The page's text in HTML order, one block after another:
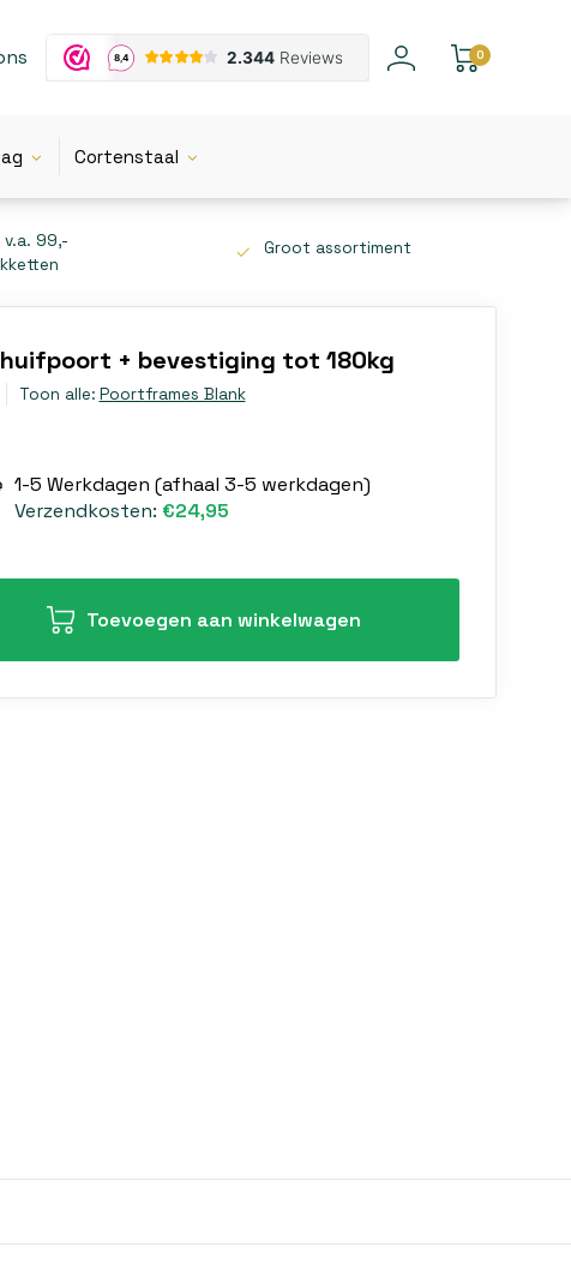
0
Cortenstaal
99,-
Groot assortiment
+ bevestiging tot 180kg
Toon alle: Poortframes Blank
1-5 Werkdagen (afhaal 3-5 werkdagen)
Verzendkosten: €24,95
Toevoegen aan winkelwagen